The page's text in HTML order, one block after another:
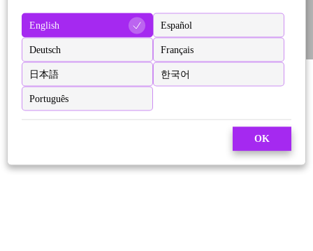
English Español
Deutsch Français
日本語 한국어
Português
OK